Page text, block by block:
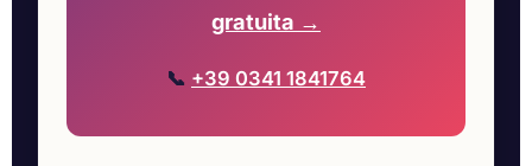
gratuita →
📞 +39 0341 1841764